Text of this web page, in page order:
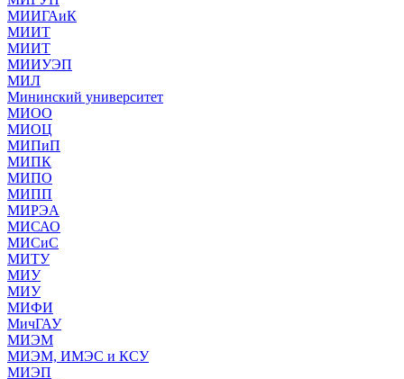
МИИГАиК
МИИТ
МИИТ
МИИУЭП
МИЛ
Мининский университет
МИОО
МИОЦ
МИПиП
МИПК
МИПО
МИПП
МИРЭА
МИСАО
МИСиС
МИТУ
МИУ
МИУ
МИФИ
МичГАУ
МИЭМ
МИЭМ, ИМЭС и КСУ
МИЭП